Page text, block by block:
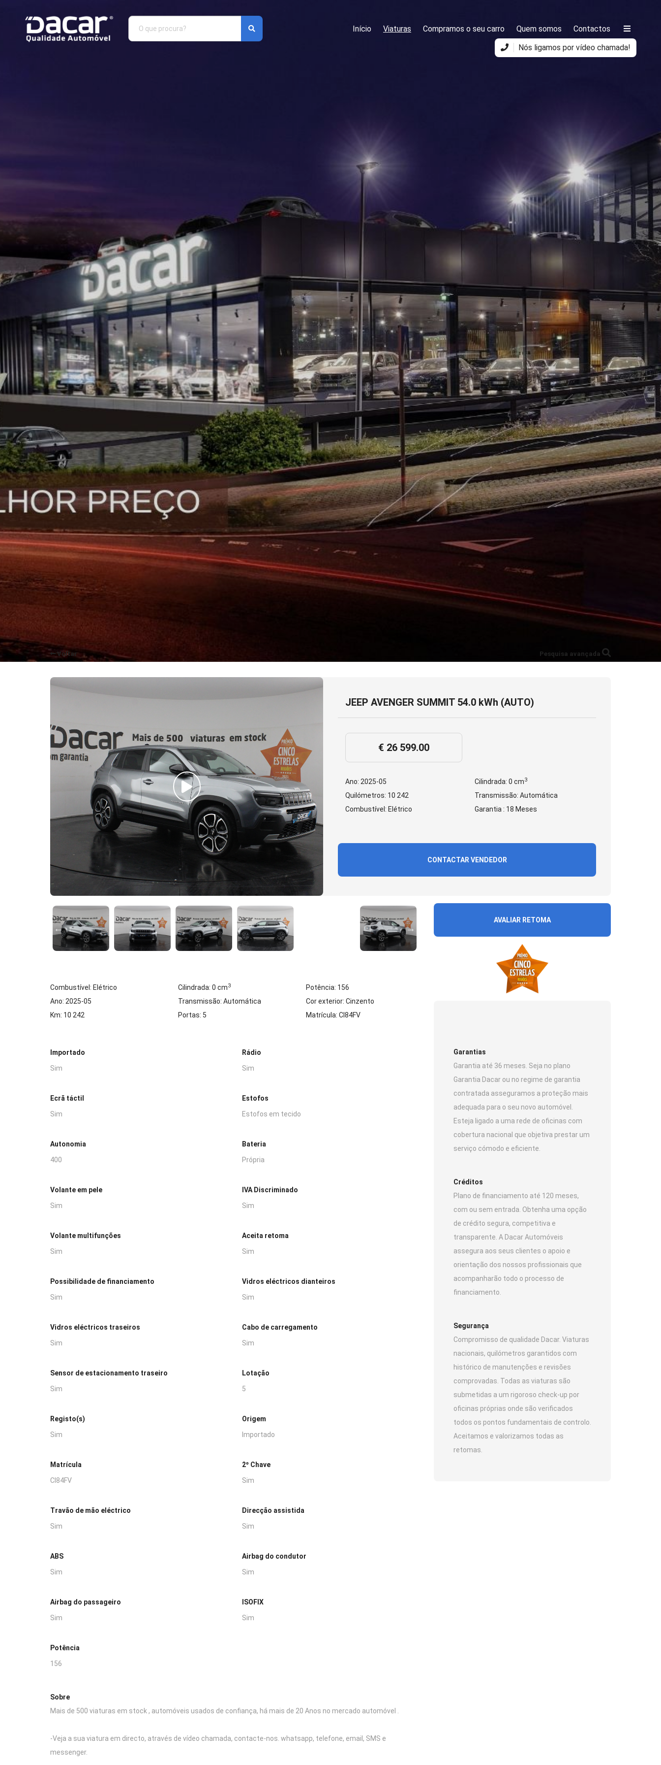
Início Viaturas Compramos o seu carro Quem somos
Contactos
Nós ligamos por vídeo chamada!
Voltar Pesquisa avançada
JEEP AVENGER SUMMIT 54.0 kWh (AUTO)
€ 26 599.00
Ano: 2025-05 Cilindrada: 0 cm3
Quilómetros: 10 242
Transmissão: Automática
Combustível: Elétrico
Garantia : 18 Meses
CONTACTAR VENDEDOR
Combustível: Elétrico Cilindrada: 0 cm3
Potência: 156
Ano: 2025-05
Transmissão: Automática
Cor exterior: Cinzento
Km: 10 242
Portas: 5 Matrícula: CI84FV
Importado
Sim
Rádio
Sim
Ecrã táctil
Sim
Estofos
Estofos em tecido
Autonomia
400
Bateria
Própria
Volante em pele
Sim
IVA Discriminado
Sim
Volante multifunções
Sim
Aceita retoma
Sim
Possibilidade de financiamento
Sim
Vidros eléctricos dianteiros
Sim
Vidros eléctricos traseiros
Sim
Cabo de carregamento
Sim
Sensor de estacionamento traseiro
Sim
Lotação
5
Registo(s)
Sim
Origem
Importado
Matrícula
CI84FV
2º Chave
Sim
Travão de mão eléctrico
Sim
Direcção assistida
Sim
ABS
Sim
Airbag do condutor
Sim
Airbag do passageiro
Sim
ISOFIX
Sim
Potência
156
Sobre
Mais de 500 viaturas em stock , automóveis usados de confiança, há mais de 20 Anos no mercado automóvel .
-Veja a sua viatura em directo, através de vídeo chamada, contacte-nos. whatsapp, telefone, email, SMS e
messenger.
AVALIAR RETOMA
Garantias
Garantia até 36 meses. Seja no plano
Garantia Dacar ou no regime de garantia
contratada asseguramos a proteção mais
adequada para o seu novo automóvel.
Esteja ligado a uma rede de oficinas com
cobertura nacional que objetiva prestar um
serviço cómodo e eficiente.
Créditos
Plano de financiamento até 120 meses,
com ou sem entrada. Obtenha uma opção
de crédito segura, competitiva e
transparente. A Dacar Automóveis
assegura aos seus clientes o apoio e
orientação dos nossos profissionais que
acompanharão todo o processo de
financiamento.
Segurança
Compromisso de qualidade Dacar. Viaturas
nacionais, quilómetros garantidos com
histórico de manutenções e revisões
comprovadas. Todas as viaturas são
submetidas a um rigoroso check-up por
oficinas próprias onde são verificados
todos os pontos fundamentais de controlo.
Aceitamos e valorizamos todas as
retomas.